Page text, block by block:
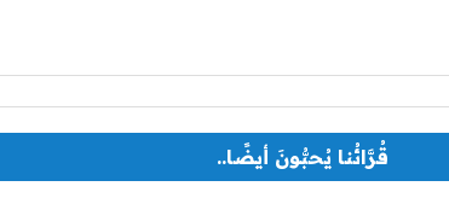
قُرَّائُنا يُحبُّونَ أيضًا..